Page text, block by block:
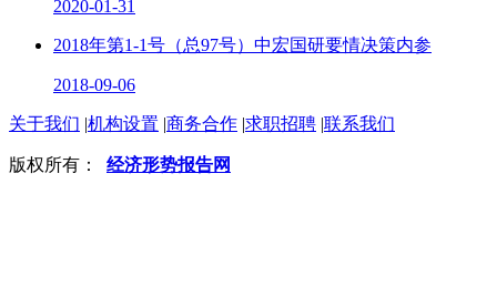
2020-01-31
2018年第1-1号（总97号）中宏国研要情决策内参
2018-09-06
关于我们 |机构设置 |商务合作 |求职招聘 |联系我们
版权所有： 经济形势报告网